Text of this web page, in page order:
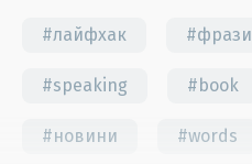
#лайфхак #фрази
#speaking #book
#новини #words